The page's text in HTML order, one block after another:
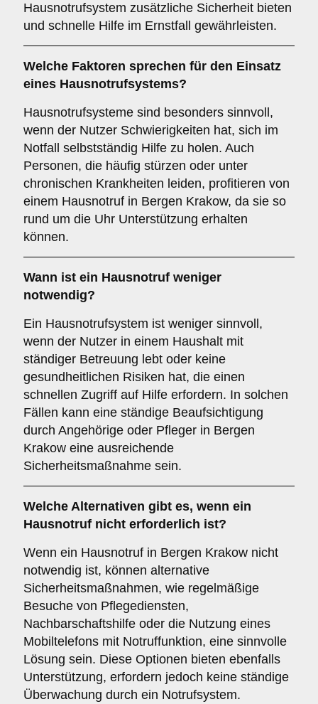
Hausnotrufsystem zusätzliche Sicherheit bieten
und schnelle Hilfe im Ernstfall gewährleisten.
Welche Faktoren sprechen für den Einsatz
eines Hausnotrufsystems?
Hausnotrufsysteme sind besonders sinnvoll,
wenn der Nutzer Schwierigkeiten hat, sich im
Notfall selbstständig Hilfe zu holen. Auch
Personen, die häufig stürzen oder unter
chronischen Krankheiten leiden, profitieren von
einem Hausnotruf in Bergen Krakow, da sie so
rund um die Uhr Unterstützung erhalten
können.
Wann ist ein Hausnotruf weniger
notwendig?
Ein Hausnotrufsystem ist weniger sinnvoll,
wenn der Nutzer in einem Haushalt mit
ständiger Betreuung lebt oder keine
gesundheitlichen Risiken hat, die einen
schnellen Zugriff auf Hilfe erfordern. In solchen
Fällen kann eine ständige Beaufsichtigung
durch Angehörige oder Pfleger in Bergen
Krakow eine ausreichende
Sicherheitsmaßnahme sein.
Welche Alternativen gibt es, wenn ein
Hausnotruf nicht erforderlich ist?
Wenn ein Hausnotruf in Bergen Krakow nicht
notwendig ist, können alternative
Sicherheitsmaßnahmen, wie regelmäßige
Besuche von Pflegediensten,
Nachbarschaftshilfe oder die Nutzung eines
Mobiltelefons mit Notruffunktion, eine sinnvolle
Lösung sein. Diese Optionen bieten ebenfalls
Unterstützung, erfordern jedoch keine ständige
Überwachung durch ein Notrufsystem.